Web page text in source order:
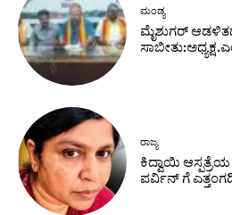
ಮಂಡ್ಯ
ಮೈಶುಗರ್
ರಾಜ್ಯ
ಕಿದ್ವಾಯಿ
ಪರ್ವಿನ್ ಗೆ